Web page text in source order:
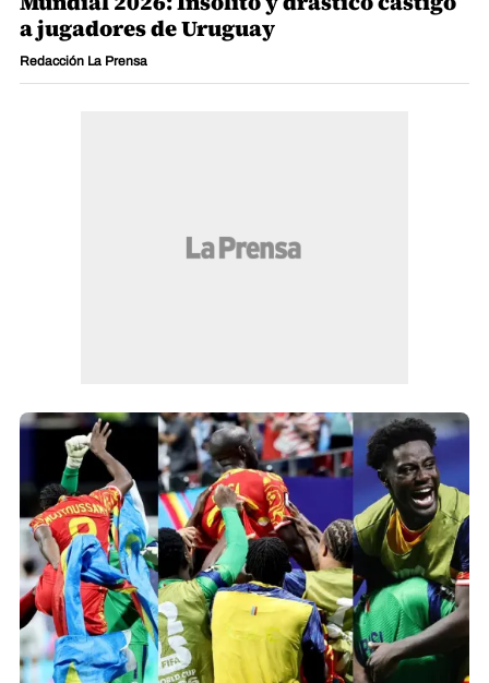
Mundial 2026: Insólito y drástico castigo